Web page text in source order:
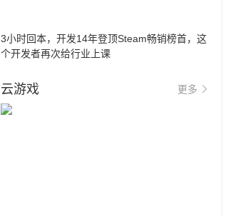
3小时回本，开发14年登顶Steam畅销榜首，这
个开发者再次给行业上课
云游戏 更多